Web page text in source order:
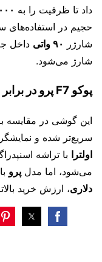
داد تا ظرفیت را به ۶۰۰۰
شارژر
۹۰ واتی
شارژ می‌شود.
پوکو F7 پرو در برابر رقبا
این گوشی در مقایسه
سریع‌تر شده و
اولترا
می‌شود، اما مدل پرو
دلاری، ارزش خرید